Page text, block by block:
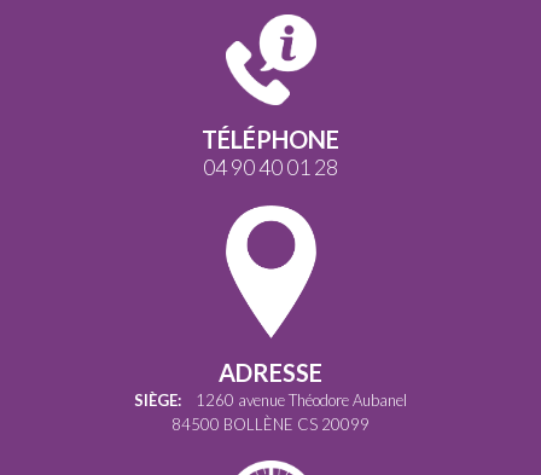
TÉLÉPHONE
04 90 40 01 28
ADRESSE
SIÈGE: 1260 avenue Théodore Aubanel
84500 BOLLÈNE CS 20099